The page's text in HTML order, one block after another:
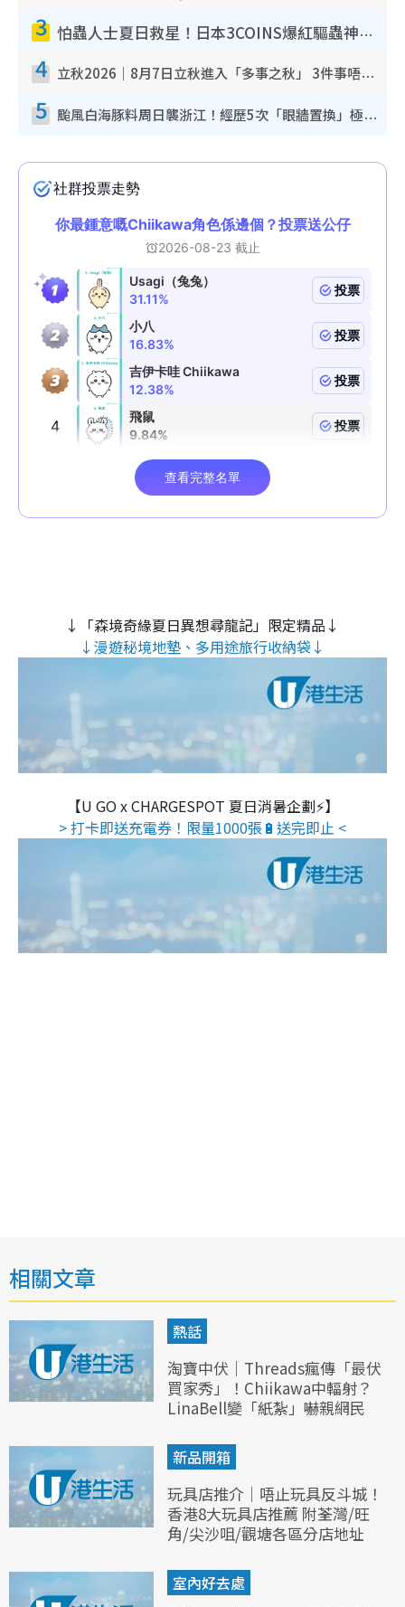
3 怕蟲人士夏日救星！日本3COINS爆紅驅蟲神器$45起 1招「全程免觸碰」輕鬆搞定小強
4 立秋2026｜8月7日立秋進入「多事之秋」 3件事唔做得！專家教6招開運 清枱頭／銀包納氣接好運
5 颱風白海豚料周日襲浙江！經歷5次「眼牆置換」極罕見 成登陸內地最長途颱風
↓「森境奇緣夏日異想尋龍記」限定精品↓
↓漫遊秘境地墊、多用途旅行收納袋↓
【U GO x CHARGESPOT 夏日消暑企劃⚡】
> 打卡即送充電券！限量1000張🔋送完即止 <
相關文章
熱話
淘寶中伏｜Threads瘋傳「最伏
買家秀」！Chiikawa中輻射？
LinaBell變「紙紮」嚇親網民
新品開箱
玩具店推介｜唔止玩具反斗城！
香港8大玩具店推薦 附荃灣/旺
角/尖沙咀/觀塘各區分店地址
室內好去處